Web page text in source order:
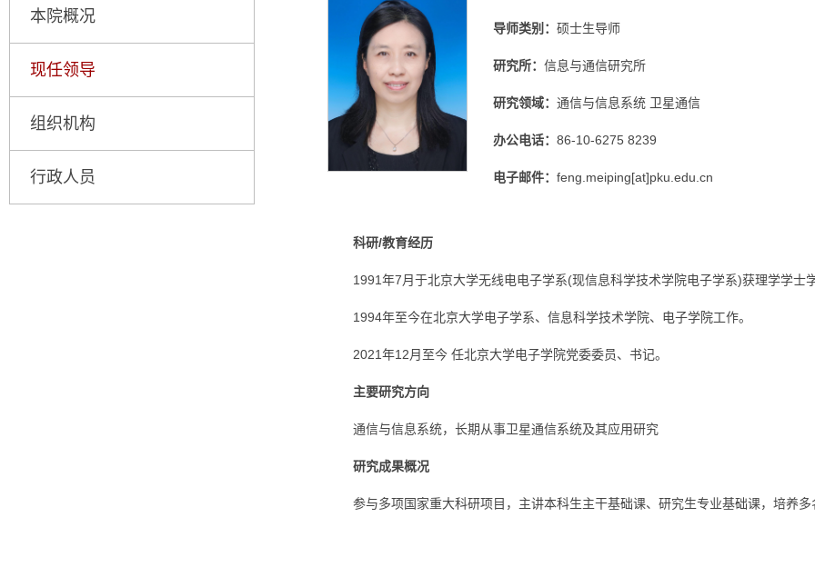
本院概况
现任领导
组织机构
行政人员
导师类别： 硕士生导师
研究所： 信息与通信研究所
研究领域： 通信与信息系统 卫星通信
办公电话： 86-10-6275 8239
电子邮件： feng.meiping[at]pku.edu.cn
科研/教育经历
1991年7月于北京大学无线电电子学系(现信息科学技术学院电子学系)获理学学
1994年至今在北京大学电子学系、信息科学技术学院、电子学院工作。
2021年12月至今 任北京大学电子学院党委委员、书记。
主要研究方向
通信与信息系统，长期从事卫星通信系统及其应用研究
研究成果概况
参与多项国家重大科研项目，主讲本科生主干基础课、研究生专业基础课，培养多